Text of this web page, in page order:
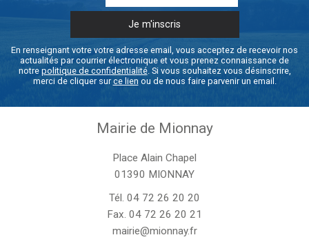
En renseignant votre votre adresse email, vous acceptez de recevoir nos
actualités par courrier électronique et vous prenez connaissance de
notre politique de confidentialité. Si vous souhaitez vous désinscrire,
merci de cliquer surce lien ou de nous faire parvenir un email.
Mairie de Mionnay
Place Alain Chapel
01390 MIONNAY
Tél. 04 72 26 20 20
Fax. 04 72 26 20 21
mairie@mionnay.fr